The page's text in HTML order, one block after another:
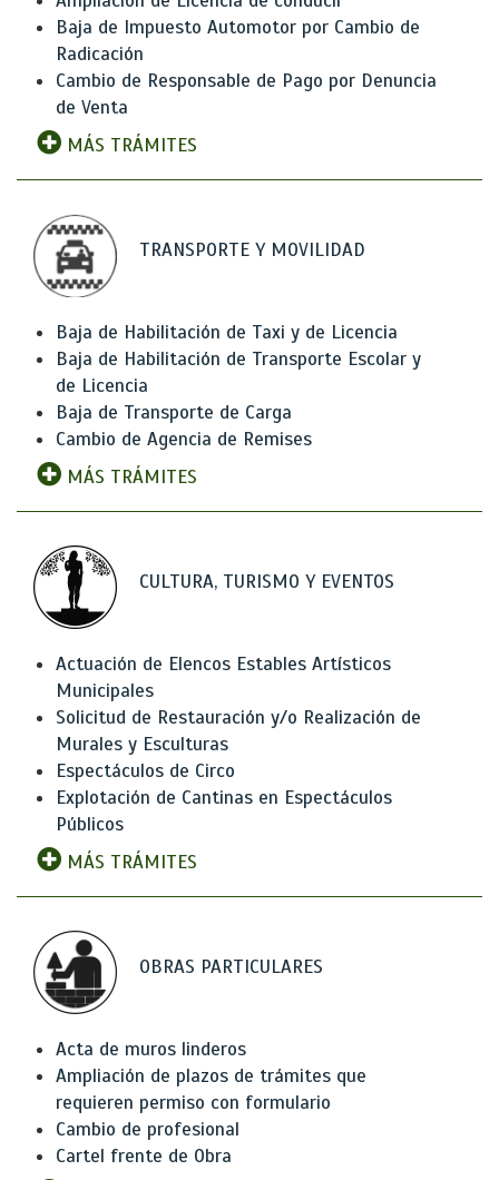
Baja de Impuesto Automotor por Cambio de
Radicación
Cambio de Responsable de Pago por Denuncia
de Venta
MÁS TRÁMITES
TRANSPORTE Y MOVILIDAD
Baja de Habilitación de Taxi y de Licencia
Baja de Habilitación de Transporte Escolar y
de Licencia
Baja de Transporte de Carga
Cambio de Agencia de Remises
MÁS TRÁMITES
CULTURA, TURISMO Y EVENTOS
Actuación de Elencos Estables Artísticos
Municipales
Solicitud de Restauración y/o Realización de
Murales y Esculturas
Espectáculos de Circo
Explotación de Cantinas en Espectáculos
Públicos
MÁS TRÁMITES
OBRAS PARTICULARES
Acta de muros linderos
Ampliación de plazos de trámites que
requieren permiso con formulario
Cambio de profesional
Cartel frente de Obra